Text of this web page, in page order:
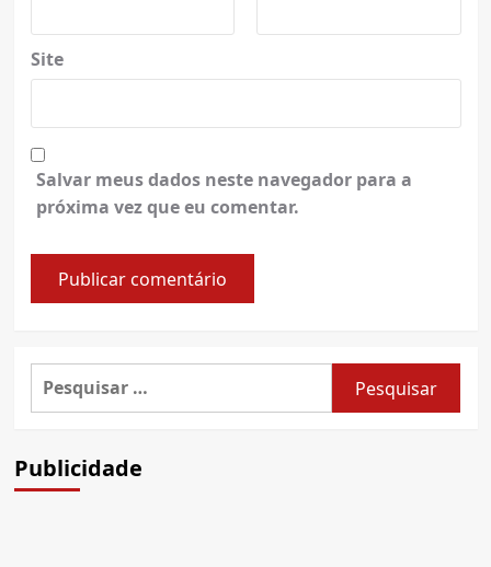
Site
Salvar meus dados neste navegador para a
próxima vez que eu comentar.
Pesquisar
Publicidade